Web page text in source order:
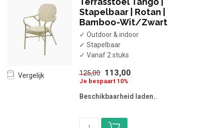
Vergelijk
Stapelbaar | Rotan |
Bamboo-Wit/Zwart
✓ Outdoor & indoor
✓ Stapelbaar
✓ Vanaf 2 stuks
125,00 113,00
Je bespaart 10%
Beschikbaarheid laden..